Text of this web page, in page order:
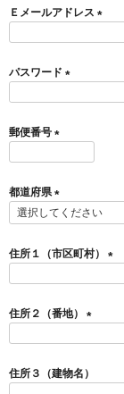
須
)
Ｅメールアドレス
)
パスワード
)
郵便番号
須
)
都道府県
(
須
)
住所１（市区町村）
)
住所２（番地）
須
)
住所３（建物名）